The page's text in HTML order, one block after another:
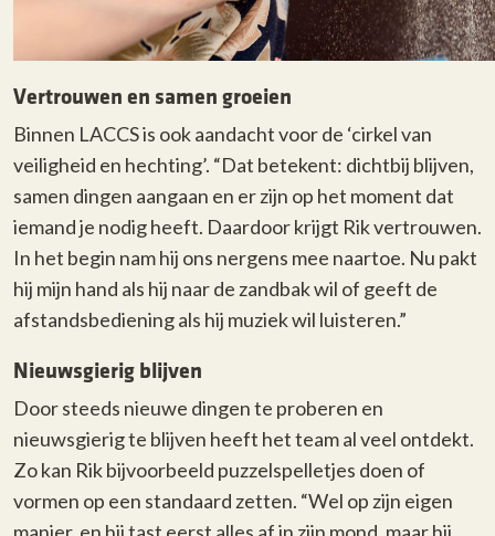
Vertrouwen en samen groeien
Binnen LACCS is ook aandacht voor de ‘cirkel van
veiligheid en hechting’. “Dat betekent: dichtbij blijven,
samen dingen aangaan en er zijn op het moment dat
iemand je nodig heeft. Daardoor krijgt Rik vertrouwen.
In het begin nam hij ons nergens mee naartoe. Nu pakt
hij mijn hand als hij naar de zandbak wil of geeft de
afstandsbediening als hij muziek wil luisteren.”
Nieuwsgierig blijven
Door steeds nieuwe dingen te proberen en
nieuwsgierig te blijven heeft het team al veel ontdekt.
Zo kan Rik bijvoorbeeld puzzelspelletjes doen of
vormen op een standaard zetten. “Wel op zijn eigen